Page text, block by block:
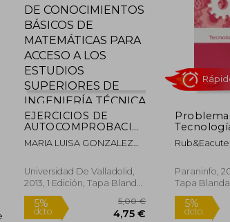
EJERCICIOS DE
AUTOCOMPROBACIÓN
DE CONOCIMIENTOS
BÁSICOS DE
ACCESO A LOS
ESTUDIOS
INGENIERÍA TÉCNICA
MARIA LUISA GONZALEZ
Universidad De Valladolid,
2013, 1 Edición, Tapa Blanda,
Nuevo
Jos&Eacute;
Paraninfo,
Tapa